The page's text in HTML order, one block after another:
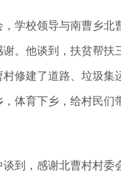
校领导与南曹乡北曹
。他谈到，扶贫帮
村修建了道路、垃圾
体育下乡，给村民
，感谢北曹村村委会